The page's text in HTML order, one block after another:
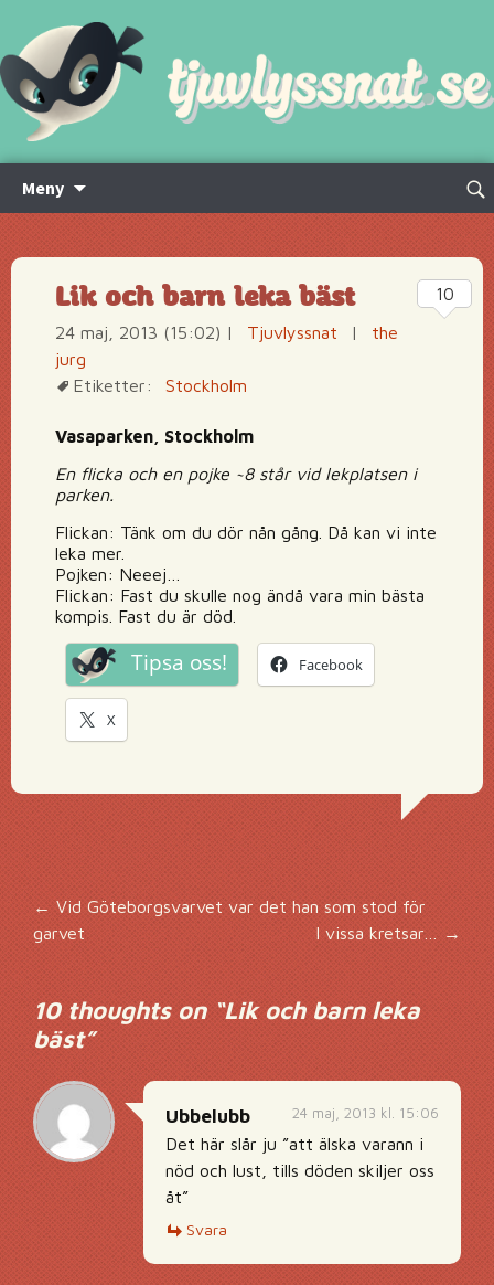
Meny
innehåll
Sök
Lik och barn leka bäst
24 maj, 2013 (15:02) | Tjuvlyssnat |
the
jurg
Etiketter:
Stockholm
Vasaparken, Stockholm
En flicka och en pojke ~8 står vid lekplatsen i
parken.
Flickan: Tänk om du dör nån gång. Då kan vi inte
leka mer.
Pojken: Neeej…
Flickan: Fast du skulle nog ändå vara min bästa
kompis. Fast du är död.
Tipsa oss! Facebook
X
10
Inläggsnavigering
←Vid Göteborgsvarvet var det han som stod för
garvet
I vissa kretsar… →
10 thoughts on “Lik och barn leka
bäst”
24 maj, 2013 kl. 15:06
Ubbelubb
Det här slår ju ”att älska varann i
nöd och lust, tills döden skiljer oss
åt”
Svara